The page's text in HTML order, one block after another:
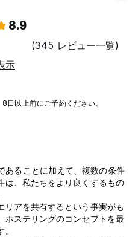
8.9
(345 レビュー一覧)
示
日以上前にご予約ください。
ることに加えて、複数の条件
は、私たちをより良くするもの
リアを共有するという事実がも
ホステリングのコンセプトを最